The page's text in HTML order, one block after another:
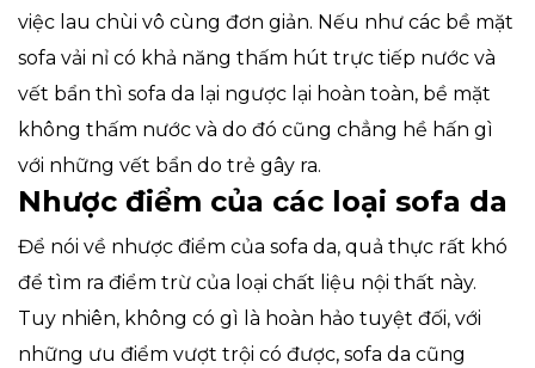
việc lau chùi vô cùng đơn giản. Nếu như các bề mặt
sofa vải nỉ có khả năng thấm hút trực tiếp nước và
vết bẩn thì sofa da lại ngược lại hoàn toàn, bề mặt
không thấm nước và do đó cũng chẳng hề hấn gì
với những vết bẩn do trẻ gây ra.
Nhược điểm của các loại sofa da
Để nói về nhược điểm của sofa da, quả thực rất khó
để tìm ra điểm trừ của loại chất liệu nội thất này.
Tuy nhiên, không có gì là hoàn hảo tuyệt đối, với
những ưu điểm vượt trội có được, sofa da cũng